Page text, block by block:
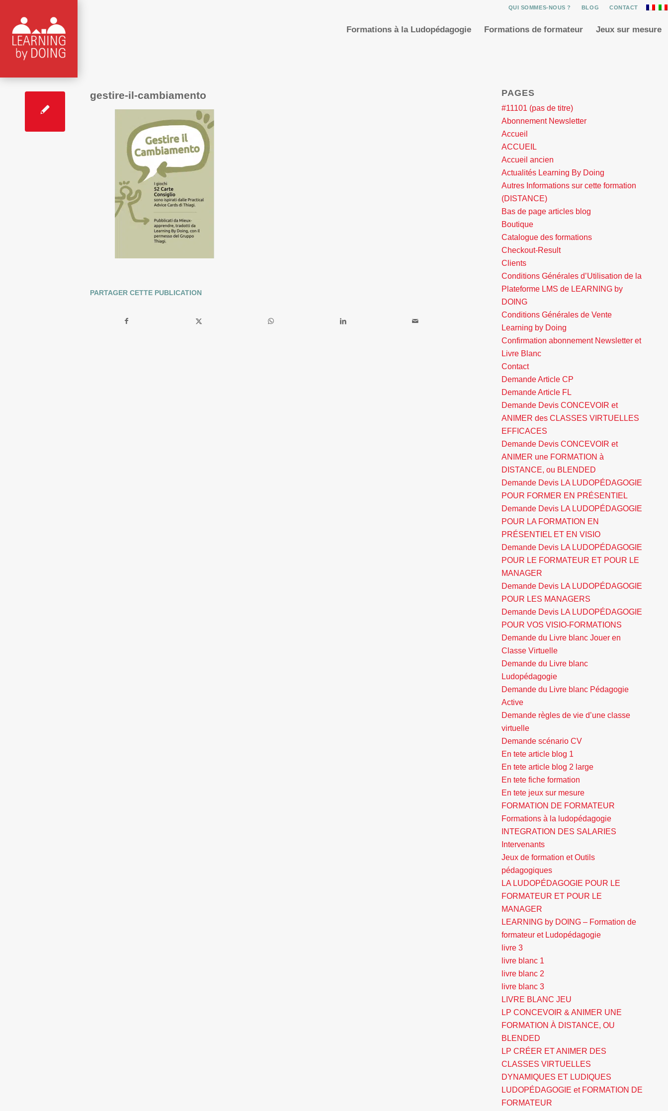
QUI SOMMES-NOUS ? BLOG CONTACT
Formations à la Ludopédagogie Formations de formateur Jeux sur mesure
gestire-il-cambiamento
PARTAGER CETTE PUBLICATION
PAGES
#11101 (pas de titre)
Abonnement Newsletter
Accueil
ACCUEIL
Accueil ancien
Actualités Learning By Doing
Autres Informations sur cette formation
(DISTANCE)
Bas de page articles blog
Boutique
Catalogue des formations
Checkout-Result
Clients
Conditions Générales d’Utilisation de la
Plateforme LMS de LEARNING by
DOING
Conditions Générales de Vente
Learning by Doing
Confirmation abonnement Newsletter et
Livre Blanc
Contact
Demande Article CP
Demande Article FL
Demande Devis CONCEVOIR et
ANIMER des CLASSES VIRTUELLES
EFFICACES
Demande Devis CONCEVOIR et
ANIMER une FORMATION à
DISTANCE, ou BLENDED
Demande Devis LA LUDOPÉDAGOGIE
POUR FORMER EN PRÉSENTIEL
Demande Devis LA LUDOPÉDAGOGIE
POUR LA FORMATION EN
PRÉSENTIEL ET EN VISIO
Demande Devis LA LUDOPÉDAGOGIE
POUR LE FORMATEUR ET POUR LE
MANAGER
Demande Devis LA LUDOPÉDAGOGIE
POUR LES MANAGERS
Demande Devis LA LUDOPÉDAGOGIE
POUR VOS VISIO-FORMATIONS
Demande du Livre blanc Jouer en
Classe Virtuelle
Demande du Livre blanc
Ludopédagogie
Demande du Livre blanc Pédagogie
Active
Demande règles de vie d’une classe
virtuelle
Demande scénario CV
En tete article blog 1
En tete article blog 2 large
En tete fiche formation
En tete jeux sur mesure
FORMATION DE FORMATEUR
Formations à la ludopédagogie
INTEGRATION DES SALARIES
Intervenants
Jeux de formation et Outils
pédagogiques
LA LUDOPÉDAGOGIE POUR LE
FORMATEUR ET POUR LE
MANAGER
LEARNING by DOING – Formation de
formateur et Ludopédagogie
livre 3
livre blanc 1
livre blanc 2
livre blanc 3
LIVRE BLANC JEU
LP CONCEVOIR & ANIMER UNE
FORMATION À DISTANCE, OU
BLENDED
LP CRÉER ET ANIMER DES
CLASSES VIRTUELLES
DYNAMIQUES ET LUDIQUES
LUDOPÉDAGOGIE et FORMATION DE
FORMATEUR